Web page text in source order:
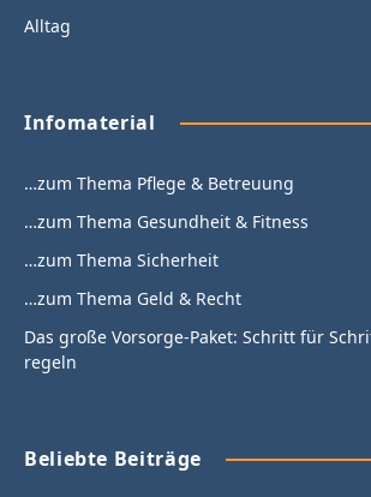
Alltag
Infomaterial
…zum Thema Pflege & Betreuung
…zum Thema Gesundheit & Fitness
…zum Thema Sicherheit
…zum Thema Geld & Recht
Das große Vorsorge-Paket: Schritt für
regeln
Beliebte Beiträge